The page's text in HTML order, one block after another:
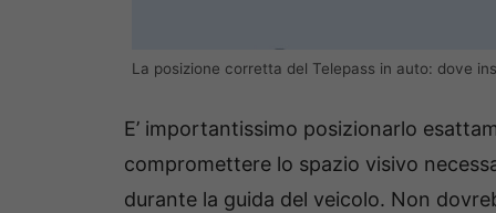
La posizione corretta del Telepass in auto: dove
E’ importantissimo posizionarlo
compromettere lo spazio visivo
durante la guida del veicolo. Non